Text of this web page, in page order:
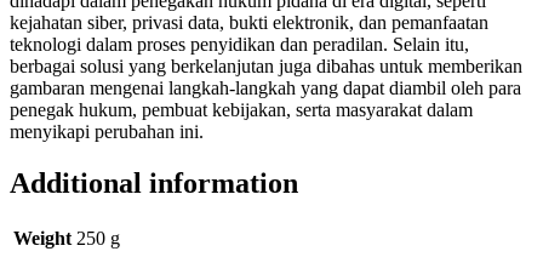
kejahatan siber, privasi data, bukti elektronik, dan pemanfaatan
teknologi dalam proses penyidikan dan peradilan. Selain itu,
berbagai solusi yang berkelanjutan juga dibahas untuk memberikan
gambaran mengenai langkah-langkah yang dapat diambil oleh para
penegak hukum, pembuat kebijakan, serta masyarakat dalam
menyikapi perubahan ini.
Additional information
Weight 250 g